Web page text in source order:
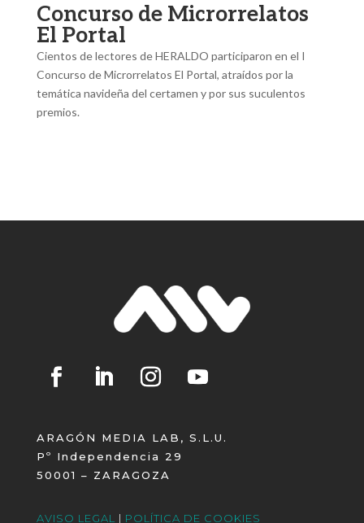
Concurso de Microrrelatos
El Portal
Cientos de lectores de HERALDO participaron en el I
Concurso de Microrrelatos El Portal, atraídos por la
temática navideña del certamen y por sus suculentos
premios.
ARAGÓN MEDIA LAB, S.L.U.
Pº Independencia 29
50001 – ZARAGOZA
AVISO LEGAL | POLÍTICA DE COOKIES